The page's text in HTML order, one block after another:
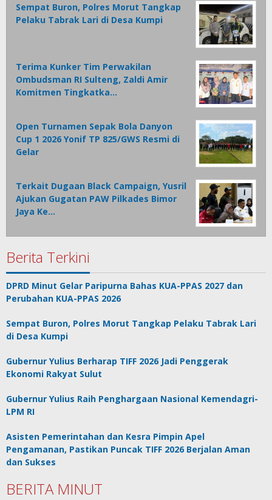
Sempat Buron, Polres Morut Tangkap
Pelaku Tabrak Lari di Desa Kumpi
Terima Kunker Tim Perwakilan
Ombudsman RI Sulteng, Zaldi Amir
Komitmen Tingkatka…
Open Turnamen Sepak Bola Danyon
Cup 1 2026 Yonif TP 825/GWS Resmi di
Gelar
Terkait Dugaan Black Campaign, Yusril
Ajukan Gugatan PAW Pilkades Bimor
Jaya Ke…
Berita Terkini
DPRD Minut Gelar Paripurna Bahas KUA-PPAS 2027 dan
Perubahan KUA-PPAS 2026
Sempat Buron, Polres Morut Tangkap Pelaku Tabrak Lari
di Desa Kumpi
Gubernur Yulius Berharap TIFF 2026 Jadi Penggerak
Ekonomi Rakyat Sulut
Gubernur Yulius Raih Penghargaan Nasional Kemendagri-
LPM RI
Asisten Pemerintahan dan Kesra Pimpin Apel
Pengamanan, Pastikan Puncak TIFF 2026 Berjalan Aman
dan Sukses
BERITA MINUT